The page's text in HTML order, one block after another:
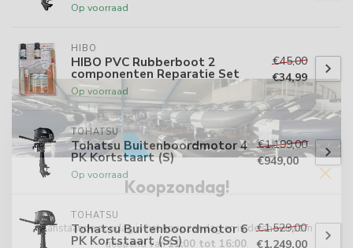
Op voorraad
HIBO
HIBO PVC Rubberboot 2
componenten Reparatie Set
Op voorraad
€45,00
€34,99
TOHATSU
Tohatsu Buitenboordmotor 4
PK Kortstaart (S)
Op voorraad
€1.199,00
€949,00
TOHATSU
Tohatsu Buitenboordmotor 6
PK Kortstaart (SS)
€1.529,00
€1.249,00
Koopzondag!
Aanstaande zondag is het koopzondag en is de showroom
geopend van11:00 tot 16:00.